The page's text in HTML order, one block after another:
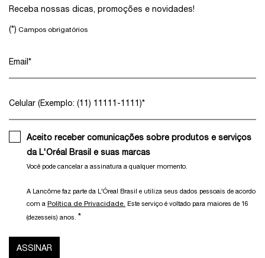
Receba nossas dicas, promoções e novidades!
(*) Campos obrigatórios
Email *
Celular (Exemplo: (11) 11111-1111)*
Aceito receber comunicações sobre produtos e serviços
da L'Oréal Brasil e suas marcas
Você pode cancelar a assinatura a qualquer momento.​
A Lancôme faz parte da L'Óreal Brasil e utiliza seus dados pessoais de acordo
com a Política de Privacidade. Este serviço é voltado para maiores de 16
(dezesseis) anos. *
ASSINAR